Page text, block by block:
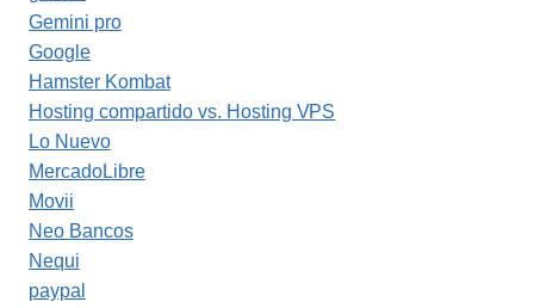
Gemini pro
Google
Hamster Kombat
Hosting compartido vs. Hosting VPS
Lo Nuevo
MercadoLibre
Movii
Neo Bancos
Nequi
paypal